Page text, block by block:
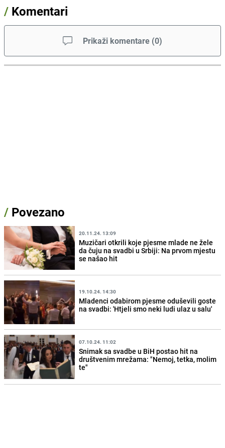
/ Komentari
Prikaži komentare (0)
/ Povezano
20.11.24. 13:09
Muzičari otkrili koje pjesme mlade ne žele
da čuju na svadbi u Srbiji: Na prvom mjestu
se našao hit
19.10.24. 14:30
Mladenci odabirom pjesme oduševili goste
na svadbi: 'Htjeli smo neki ludi ulaz u salu'
07.10.24. 11:02
Snimak sa svadbe u BiH postao hit na
društvenim mrežama: "Nemoj, tetka, molim
te"